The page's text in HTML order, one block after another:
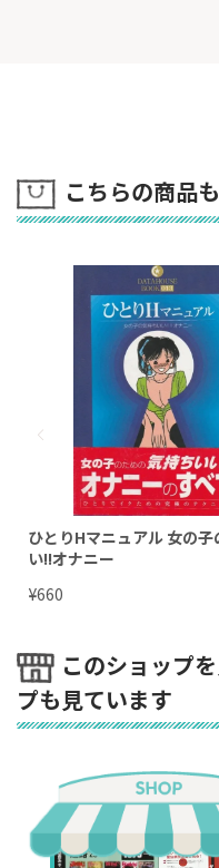
こちらの商品
ひとりHマニュアル 女の子
い!!オナニー
¥660
このショップ
プも見ています